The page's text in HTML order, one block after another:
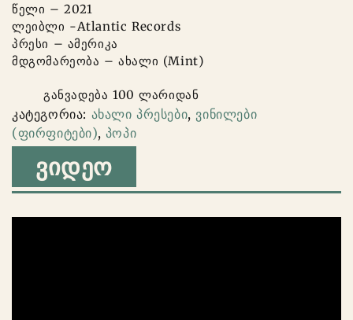
წელი – 2021
ლეიბლი -Atlantic Records
პრესი – ამერიკა
მდგომარეობა – ახალი (Mint)
განვადება 100 ლარიდან
კატეგორია: ახალი პრესები, ვინილები
(ფირფიტები), პოპი
ᲕᲘᲓᲔᲝ